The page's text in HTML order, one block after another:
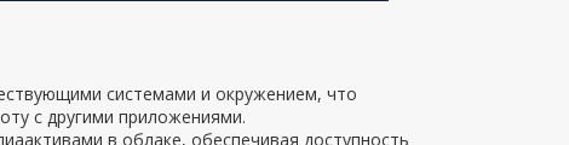
системами и окружением, что
с другими приложениями.
в облаке, обеспечивая доступность